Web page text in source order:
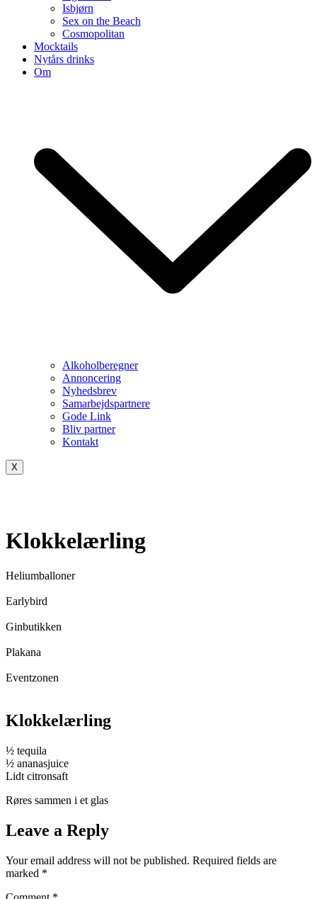
Isbjørn
Sex on the Beach
Cosmopolitan
Mocktails
Nytårs drinks
Om
Alkoholberegner
Annoncering
Nyhedsbrev
Samarbejdspartnere
Gode Link
Bliv partner
Kontakt
X
Klokkelærling
Heliumballoner
Earlybird
Ginbutikken
Plakana
Eventzonen
Klokkelærling
½ tequila
½ ananasjuice
Lidt citronsaft
Røres sammen i et glas
Leave a Reply
Your email address will not be published. Required fields are
marked *